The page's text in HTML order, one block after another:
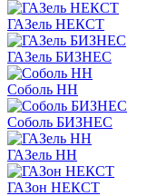
ГАЗель НЕКСТ
ГАЗель БИЗНЕС
Соболь НН
Соболь БИЗНЕС
ГАЗель НН
ГАЗон НЕКСТ